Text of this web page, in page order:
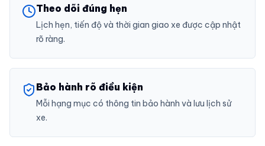
Theo dõi đúng hẹn
Lịch hẹn, tiến độ và thời gian giao xe được cập nhật
rõ ràng.
Bảo hành rõ điều kiện
Mỗi hạng mục có thông tin bảo hành và lưu lịch sử
xe.